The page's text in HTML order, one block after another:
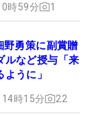
時59分 1
勇策に副賞贈
など授与「来
うに」
時15分 22